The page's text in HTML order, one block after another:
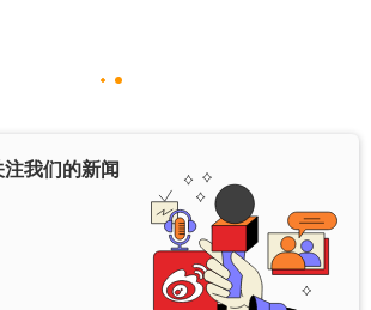
我们的新闻